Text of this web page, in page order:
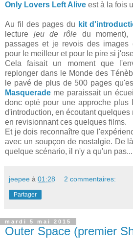
Only Lovers Left Alive est à la fois
Au fil des pages du kit
lecture jeu de rôle du
passages et je revois des images
pour le meilleur et pour le pire si
Cela faisait un moment que
replonger dans le Monde des
le pavé de plus de 500 pages
Masquerade me paraissait un
donc opté pour une approche plus
d'introduction, en écoutant
en revisionnant ces quelques films.
Et je dois reconnaître que
avec un soupçon de nostalgie. De
quelque scénario, il n'y a qu'un pas...
jeepee à 01:28 2 commentaires:
Partager
mardi 5 mai 2015
Outer Space (premier